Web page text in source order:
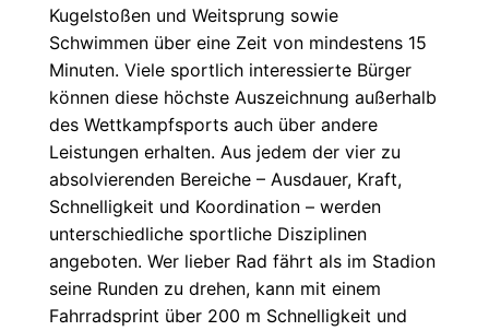
Kugelstoßen und Weitsprung sowie
Schwimmen über eine Zeit von mindestens 15
Minuten. Viele sportlich interessierte Bürger
können diese höchste Auszeichnung außerhalb
des Wettkampfsports auch über andere
Leistungen erhalten. Aus jedem der vier zu
absolvierenden Bereiche – Ausdauer, Kraft,
Schnelligkeit und Koordination – werden
unterschiedliche sportliche Disziplinen
angeboten. Wer lieber Rad fährt als im Stadion
seine Runden zu drehen, kann mit einem
Fahrradsprint über 200 m Schnelligkeit und